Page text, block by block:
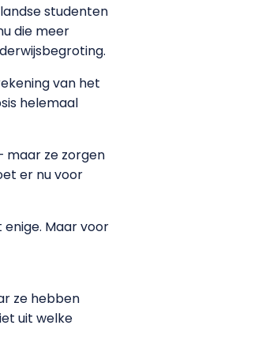
studenten
die meer
van het
helemaal
maar ze zorgen
er nu voor
Maar voor
ze hebben
uit welke